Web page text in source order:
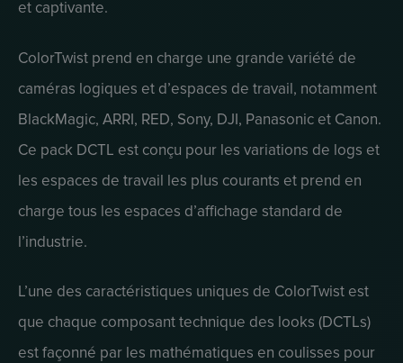
et captivante.
ColorTwist prend en charge une grande variété de
caméras logiques et d’espaces de travail, notamment
BlackMagic, ARRI, RED, Sony, DJI, Panasonic et Canon.
Ce pack DCTL est conçu pour les variations de logs et
les espaces de travail les plus courants et prend en
charge tous les espaces d’affichage standard de
l’industrie.
L’une des caractéristiques uniques de ColorTwist est
que chaque composant technique des looks (DCTLs)
est façonné par les mathématiques en coulisses pour